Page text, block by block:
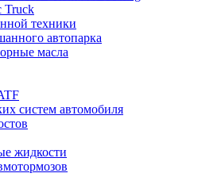
Truck
техники
автопарка
масла
систем автомобиля
жидкости